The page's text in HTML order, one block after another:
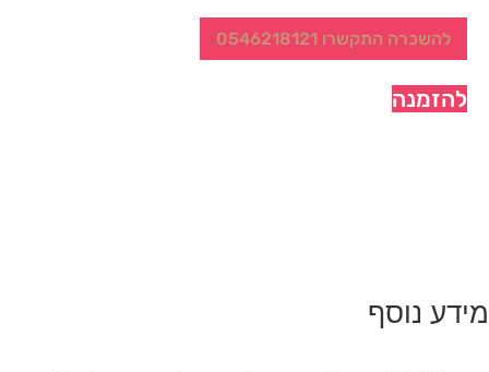
היה:
₪169.00.
להשכרה התקשרו 0546218121
להזמנה
מידע נוסף